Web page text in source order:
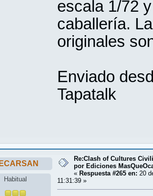
escala 1/72
caballería.
originales
Enviado
Tapatalk
Habitual
Re:Clash of Cultures
por Ediciones
« Respuesta #265 en: 20
11:31:39 »